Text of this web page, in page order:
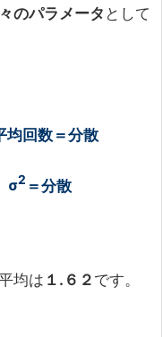
のパラメータ として
均回数＝分散
σ2 ＝分散
均は １ . ６２ です。